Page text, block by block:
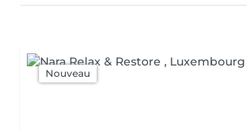
Nouveau